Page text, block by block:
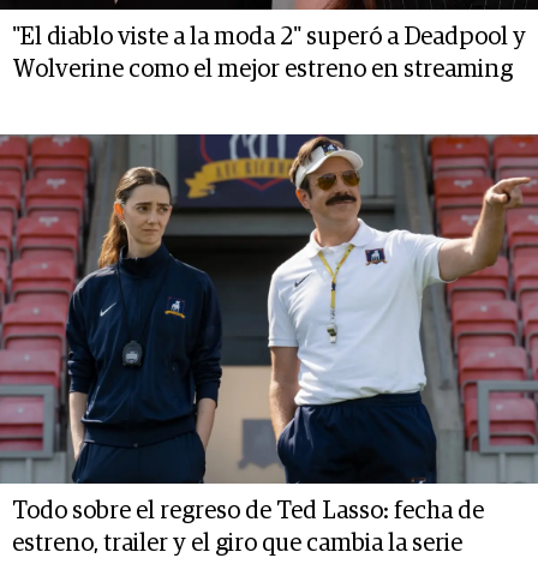
"El diablo viste a la moda 2" superó a Deadpool y
Wolverine como el mejor estreno en streaming
Todo sobre el regreso de Ted Lasso: fecha de
estreno, trailer y el giro que cambia la serie